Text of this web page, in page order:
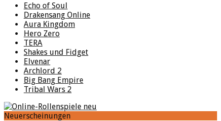
Echo of Soul
Drakensang Online
Aura Kingdom
Hero Zero
TERA
Shakes und Fidget
Elvenar
Archlord 2
Big Bang Empire
Tribal Wars 2
Neuerscheinungen